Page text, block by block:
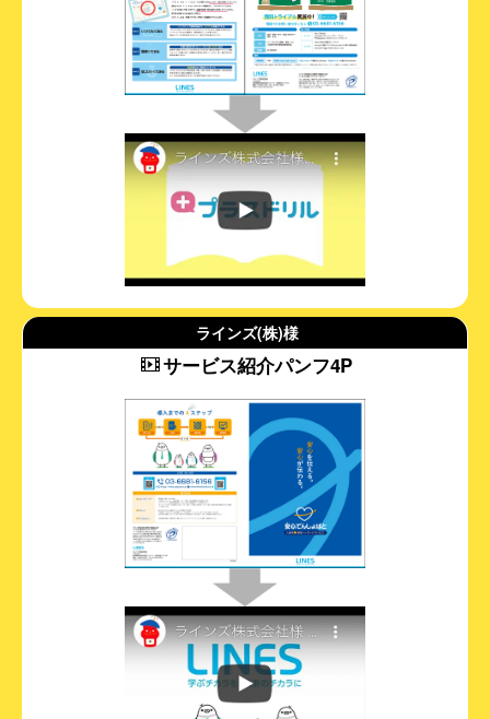
ラインズ(株)様
サービス紹介パンフ4P